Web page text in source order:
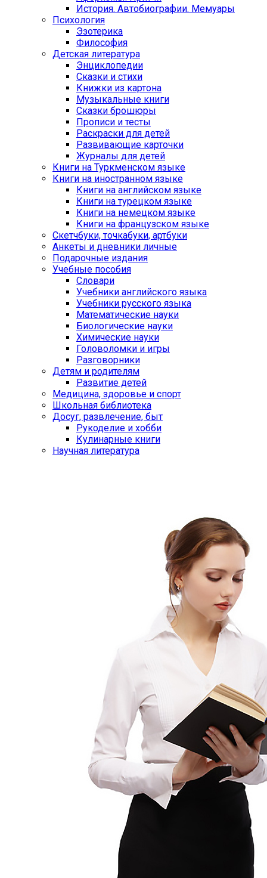
История. Автобиографии. Мемуары
Психология
Эзотерика
Философия
Детская литература
Энциклопедии
Сказки и стихи
Книжки из картона
Музыкальные книги
Сказки брошюры
Прописи и тесты
Раскраски для детей
Развивающие карточки
Журналы для детей
Книги на Туркменском языке
Книги на иностранном языке
Книги на английском языке
Книги на турецком языке
Книги на немецком языке
Книги на французском языке
Cкетчбуки, точкабуки, артбуки
Анкеты и дневники личные
Подарочные издания
Учебные пособия
Словари
Учебники английского языка
Учебники русского языка
Математические науки
Биологические науки
Химические науки
Головоломки и игры
Разговорники
Детям и родителям
Развитие детей
Медицина, здоровье и спорт
Школьная библиотека
Досуг, развлечение, быт
Рукоделие и хобби
Кулинарные книги
Научная литература